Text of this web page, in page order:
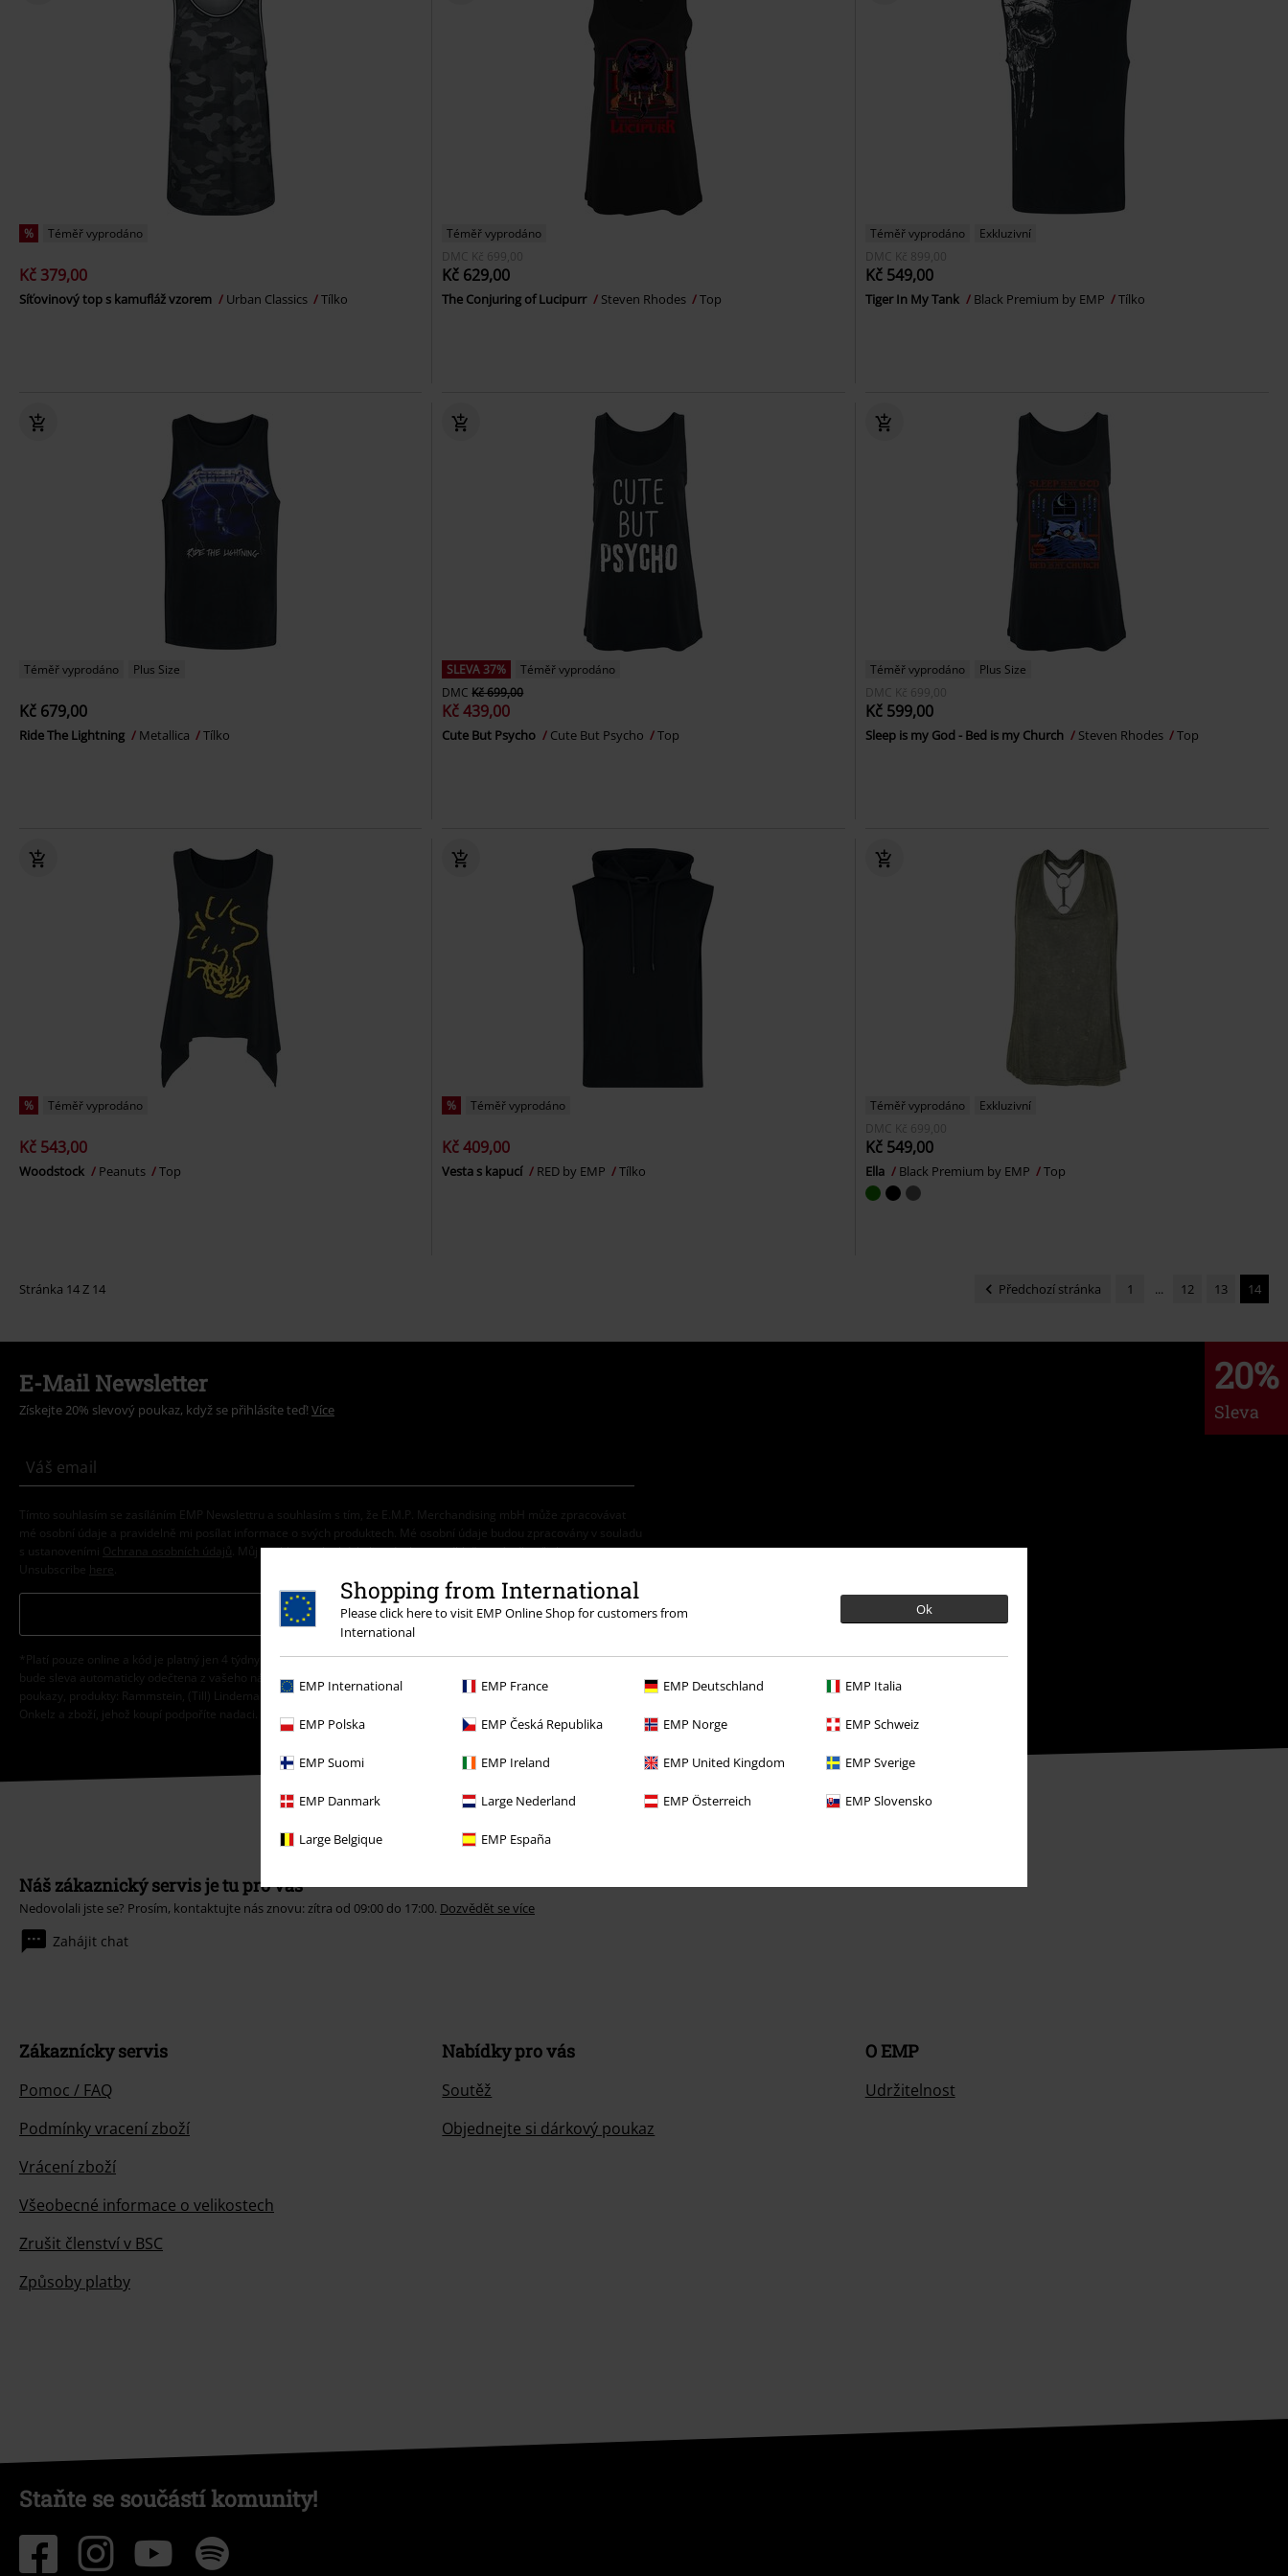
Shopping from International
Please click here to visit EMP Online Shop for customers from
International
Ok
EMP International EMP France EMP Deutschland EMP Italia
EMP Polska EMP Česká Republika EMP Norge EMP Schweiz
EMP Suomi EMP Ireland EMP United Kingdom EMP Sverige
EMP Danmark Large Nederland EMP Österreich EMP Slovensko
Large Belgique EMP España
% Téměř vyprodáno
Kč 379,00
Síťovinový top s kamufláž vzorem Urban Classics Tílko
Téměř vyprodáno
DMC
Kč 699,00
Kč 629,00
The Conjuring of Lucipurr Steven Rhodes Top
Téměř vyprodáno
Exkluzivní
DMC
Kč 899,00
Kč 549,00
Tiger In My Tank Black Premium by EMP Tílko
Téměř vyprodáno Plus Size
Kč 679,00
Ride The Lightning Metallica Tílko
SLEVA 37%
Téměř vyprodáno
DMC Kč 699,00
Kč 439,00
Cute But Psycho Cute But Psycho Top
Téměř vyprodáno
Plus Size
DMC
Kč 699,00
Kč 599,00
Sleep is my God - Bed is my Church Steven Rhodes Top
% Téměř vyprodáno
Kč 543,00
Woodstock Peanuts Top
% Téměř vyprodáno
Kč 409,00
Vesta s kapucí RED by EMP Tílko
Téměř vyprodáno
Exkluzivní
DMC
Kč 699,00
Kč 549,00
Ella Black Premium by EMP Top
Předchozí stránka 1 ... 12 13 14
Stránka 14 Z 14
20%
Sleva
E-Mail Newsletter
Získejte 20% slevový poukaz, když se přihlásíte teď! Více
Tímto souhlasím se zasíláním EMP Newslettru a souhlasím s tím, že E.M.P. Merchandising mbH může zpracovávat
mé osobní údaje a pravidelně mi posílat informace o svých produktech. Mé osobní údaje budou zpracovány v souladu
s ustanoveními
Ochrana osobních údajů . Můj souhlas mohu kdykoliv odvolat na odhlašovací odkaz/link.
Unsubscribe here
Odebírat
*Platí pouze online a kód je platný jen 4 týdny. Nelze kombinovat s jinými slevovými kódy. Po vložení a potvrzení kódu
bude sleva automaticky odečtena z vašeho nákupního košíku. Nevztahuje se na média, knihy, vstupenky, dárkové
poukazy, produkty: Rammstein, (Till) Lindemann, Die Ärzte, Die Toten Hosen, Feine Sahne Fischfilet, Broilers, Böhse
Onkelz a zboží, jehož koupí podpoříte nadaci.
Náš zákaznický servis je tu pro vás
Nedovolali jste se? Prosím, kontaktujte nás znovu: zítra od 09:00 do 17:00. Dozvědět se více
Zahájit chat
Zákaznícky servis
Pomoc / FAQ
Podmínky vracení zboží
Vrácení zboží
Všeobecné informace o velikostech
Zrušit členství v BSC
Způsoby platby
Nabídky pro vás
Soutěž
Objednejte si dárkový poukaz
O EMP
Udržitelnost
Staňte se součástí komunity!